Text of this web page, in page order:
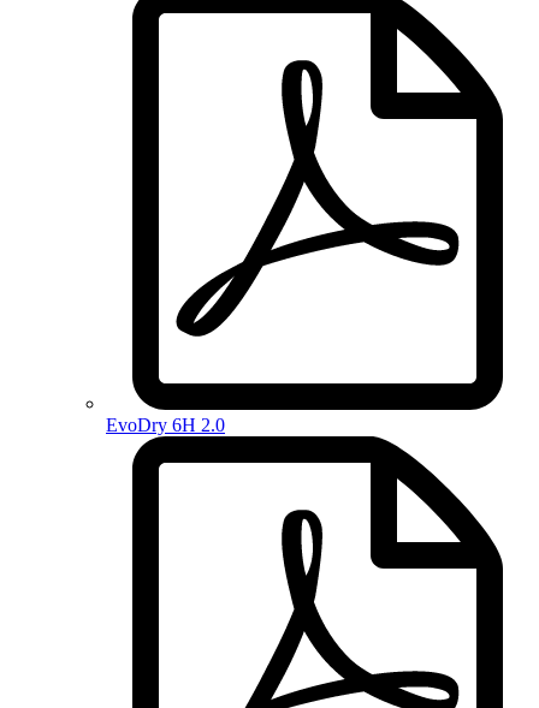
EvoDry 6H 2.0